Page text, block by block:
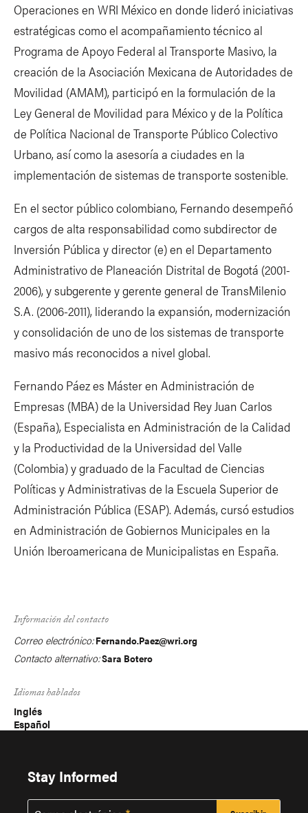
Operaciones en WRI México en donde lideró iniciativas
estratégicas como el acompañamiento técnico al
Programa de Apoyo Federal al Transporte Masivo, la
creación de la Asociación Mexicana de Autoridades de
Movilidad (AMAM), participó en la formulación de la
Ley General de Movilidad para México y de la Política
de Política Nacional de Transporte Público Colectivo
Urbano, así como la asesoría a ciudades en la
implementación de sistemas de transporte sostenible.
En el sector público colombiano, Fernando desempeñó
cargos de alta responsabilidad como subdirector de
Inversión Pública y director (e) en el Departamento
Administrativo de Planeación Distrital de Bogotá (2001-
2006), y subgerente y gerente general de TransMilenio
S.A. (2006-2011), liderando la expansión, modernización
y consolidación de uno de los sistemas de transporte
masivo más reconocidos a nivel global.
Fernando Páez es Máster en Administración de
Empresas (MBA) de la Universidad Rey Juan Carlos
(España), Especialista en Administración de la Calidad
y la Productividad de la Universidad del Valle
(Colombia) y graduado de la Facultad de Ciencias
Políticas y Administrativas de la Escuela Superior de
Administración Pública (ESAP). Además, cursó estudios
en Administración de Gobiernos Municipales en la
Unión Iberoamericana de Municipalistas en España.
Información del contacto
Correo electrónico: Fernando.Paez@wri.org
Contacto alternativo:Sara Botero
Idiomas hablados
Inglés
Español
Stay Informed